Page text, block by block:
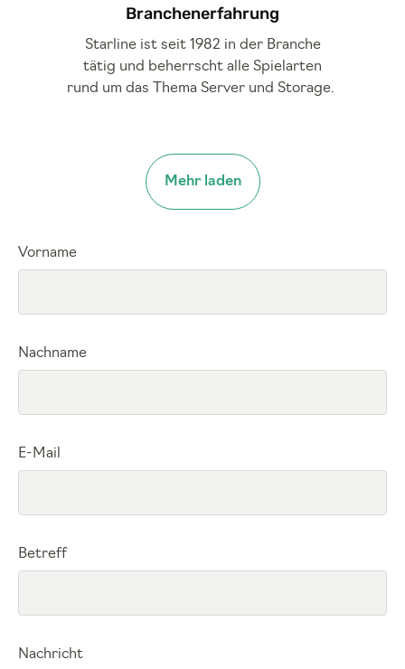
Branchenerfahrung
Starline ist seit 1982 in der Branche
tätig und beherrscht alle Spielarten
rund um das Thema Server und Storage.
Mehr laden
Vorname
Nachname
E-Mail
Betreff
Nachricht